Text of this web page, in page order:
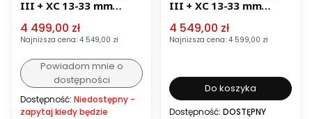
III + XC 13-33 mm
Cena promocyjna
4 499,00 zł
Najniższa cena: 4 549,00 zł
Powiadom mnie o
dostępności
Dostępność: Niedostępny -
zapytaj kiedy będzie
III + XC 13-33 mm
Cena promocyjna
4 549,00 zł
Najniższa cena: 4 599,00 zł
Do koszyka
Dostępność: DOSTĘPNY